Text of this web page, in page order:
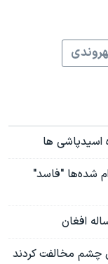
اسیدپاشی ها
شده‌ها "فاسد"
افغان
چشم مخالفت کردند